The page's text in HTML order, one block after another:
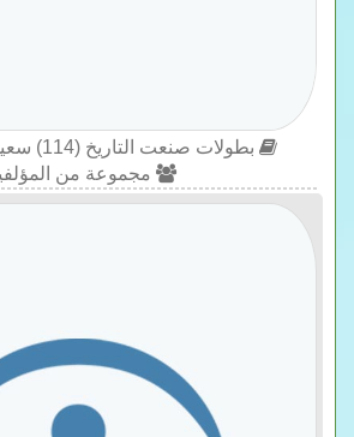
بطولات صنعت التاريخ (114) سعيد القاضي PDF
مجموعة من